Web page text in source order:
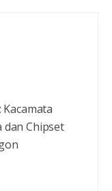
dan Chipset